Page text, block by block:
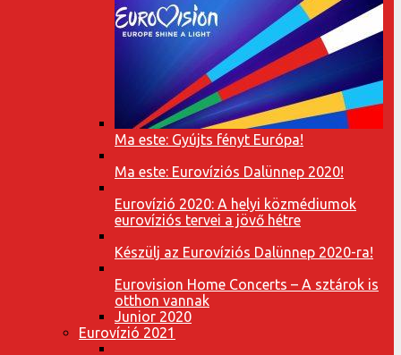
Ma este: Gyújts fényt Európa!
Ma este: Eurovíziós Dalünnep 2020!
Eurovízió 2020: A helyi közmédiumok
eurovíziós tervei a jövő hétre
Készülj az Eurovíziós Dalünnep 2020-ra!
Eurovision Home Concerts – A sztárok is
otthon vannak
Junior 2020
Eurovízió 2021